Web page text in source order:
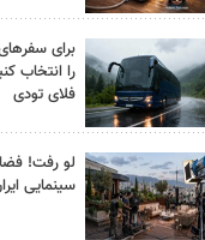
برای
را انتخاب
فلای تودی
لو رفت!
سینمایی